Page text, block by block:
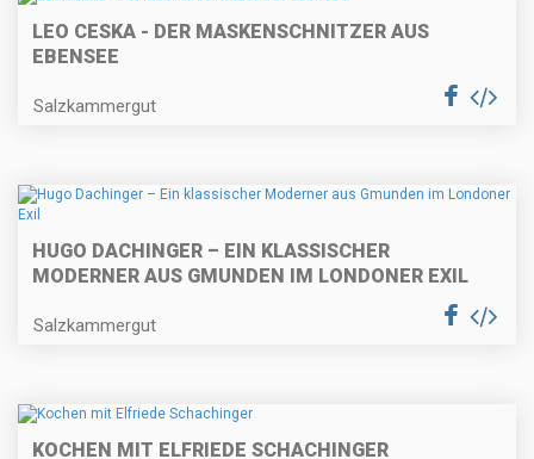
LEO CESKA - DER MASKENSCHNITZER AUS
EBENSEE
Salzkammergut
HUGO DACHINGER – EIN KLASSISCHER
MODERNER AUS GMUNDEN IM LONDONER EXIL
Salzkammergut
KOCHEN MIT ELFRIEDE SCHACHINGER